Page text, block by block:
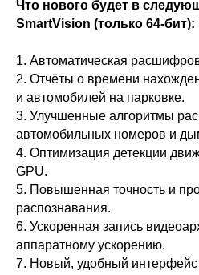
Что нового будет в
SmartVision (только 64-бит):
1. Автоматическая
2. Отчёты о времени
и автомобилей на парковке.
3. Улучшенные алгоритмы
автомобильных номеров и
4. Оптимизация детекции
GPU.
5. Повышенная точность и
распознавания.
6. Ускоренная запись
аппаратному ускорению.
7. Новый, удобный интерфейс